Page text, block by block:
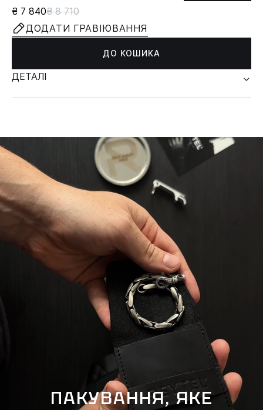
₴ 7 840₴ 8 710
ДОДАТИ ГРАВІЮВАННЯ
ДО КОШИКА
ДЕТАЛІ
ПАКУВАННЯ, ЯКЕ